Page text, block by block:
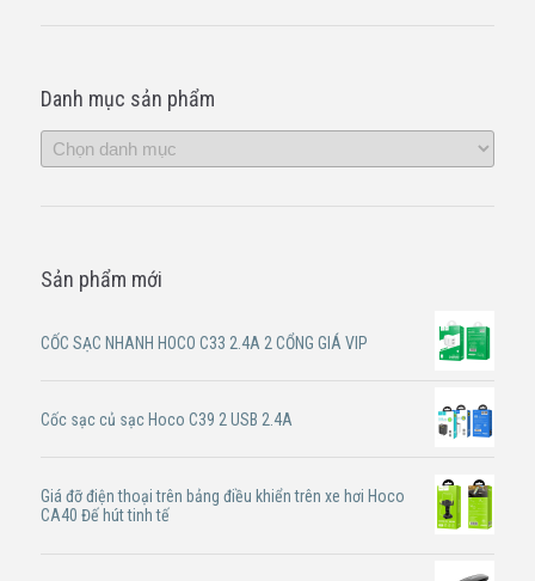
Danh mục sản phẩm
Sản phẩm mới
CỐC SẠC NHANH HOCO C33 2.4A 2 CỔNG GIÁ VIP
Cốc sạc củ sạc Hoco C39 2 USB 2.4A
Giá đỡ điện thoại trên bảng điều khiển trên xe hơi Hoco
CA40 Đế hút tinh tế